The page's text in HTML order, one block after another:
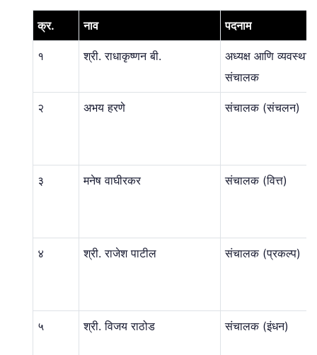
क्र. नाव पदनाम
१ श्री. राधाकृष्णन बी.
अध्यक्ष आणि
संचालक
२ अभय हरणे संचालक (संचलन)
३ मनेष वाघीरकर संचालक (वित्त)
४ श्री. राजेश पाटील संचालक (प्रकल्प)
५ श्री. विजय राठोड संचालक (इंधन)